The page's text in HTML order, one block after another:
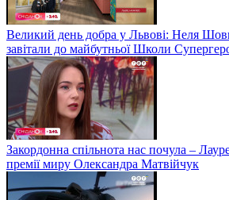
Великий день добра у Львові: Неля
завітали до майбутньої Школи
Закордонна спільнота нас почула –
премії миру Олександра Матвійчук